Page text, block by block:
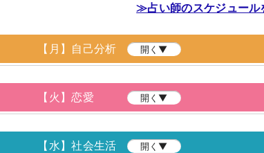
≫占い師のスケジュール
【月】自己分析 開く▼
【火】恋愛 開く▼
【水】社会生活 開く▼